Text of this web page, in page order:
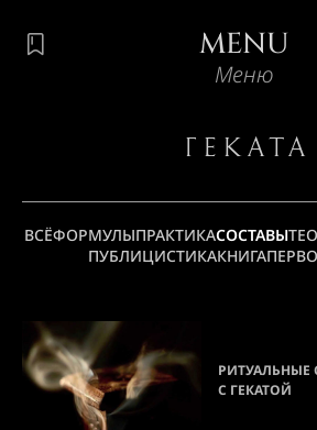
MENU
Меню
Геката
ВСЁФОРМУЛЫПРАКТИКАСОСТАВЫ
ПУБЛИЦИСТИКАКНИГА
РИТУАЛЬНЫЕ
С ГЕКАТОЙ